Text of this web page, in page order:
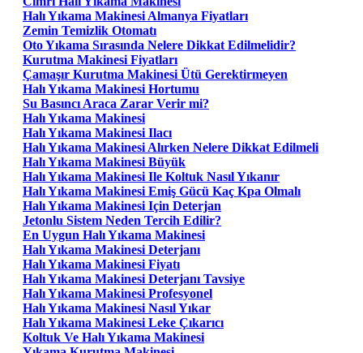
Halı Yıkama Makinesi Almanya Fiyatları
Zemin Temizlik Otomatı
Oto Yıkama Sırasında Nelere Dikkat Edilmelidir?
Kurutma Makinesi Fiyatları
Çamaşır Kurutma Makinesi Ütü Gerektirmeyen
Halı Yıkama Makinesi Hortumu
Su Basıncı Araca Zarar Verir mi?
Halı Yıkama Makinesi
Halı Yıkama Makinesi Ilacı
Halı Yıkama Makinesi Alırken Nelere Dikkat Edilmeli
Halı Yıkama Makinesi Büyük
Halı Yıkama Makinesi Ile Koltuk Nasıl Yıkanır
Halı Yıkama Makinesi Emiş Gücü Kaç Kpa Olmalı
Halı Yıkama Makinesi Için Deterjan
Jetonlu Sistem Neden Tercih Edilir?
En Uygun Halı Yıkama Makinesi
Halı Yıkama Makinesi Deterjanı
Halı Yıkama Makinesi Fiyatı
Halı Yıkama Makinesi Deterjanı Tavsiye
Halı Yıkama Makinesi Profesyonel
Halı Yıkama Makinesi Nasıl Yıkar
Halı Yıkama Makinesi Leke Çıkarıcı
Koltuk Ve Halı Yıkama Makinesi